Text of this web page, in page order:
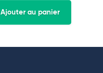
Ajouter au panier